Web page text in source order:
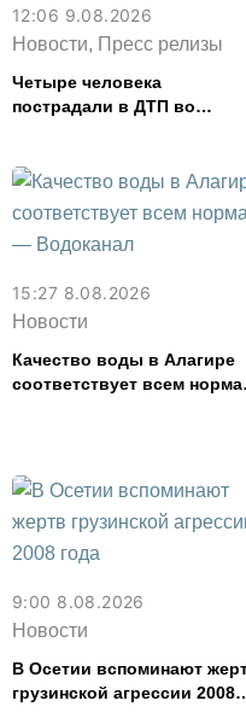
12:06 9.08.2026
Новости, Пресс релизы
Четыре человека
пострадали в ДТП во
15:27 8.08.2026
Новости
Качество воды в Алагире
соответствует всем
9:00 8.08.2026
Новости
В Осетии вспоминают
грузинской агрессии 2008